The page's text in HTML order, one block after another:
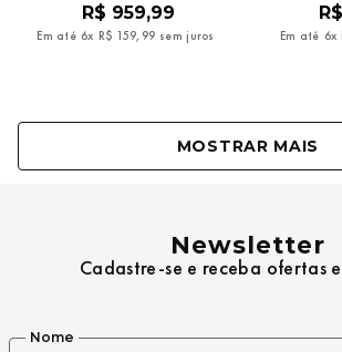
R$ 959,99
Em até 6x R$ 159, 99 sem juros
R$
Em até 6x
MOSTRAR MAIS
Newsletter
Cadastre-se e receba ofertas
Nome